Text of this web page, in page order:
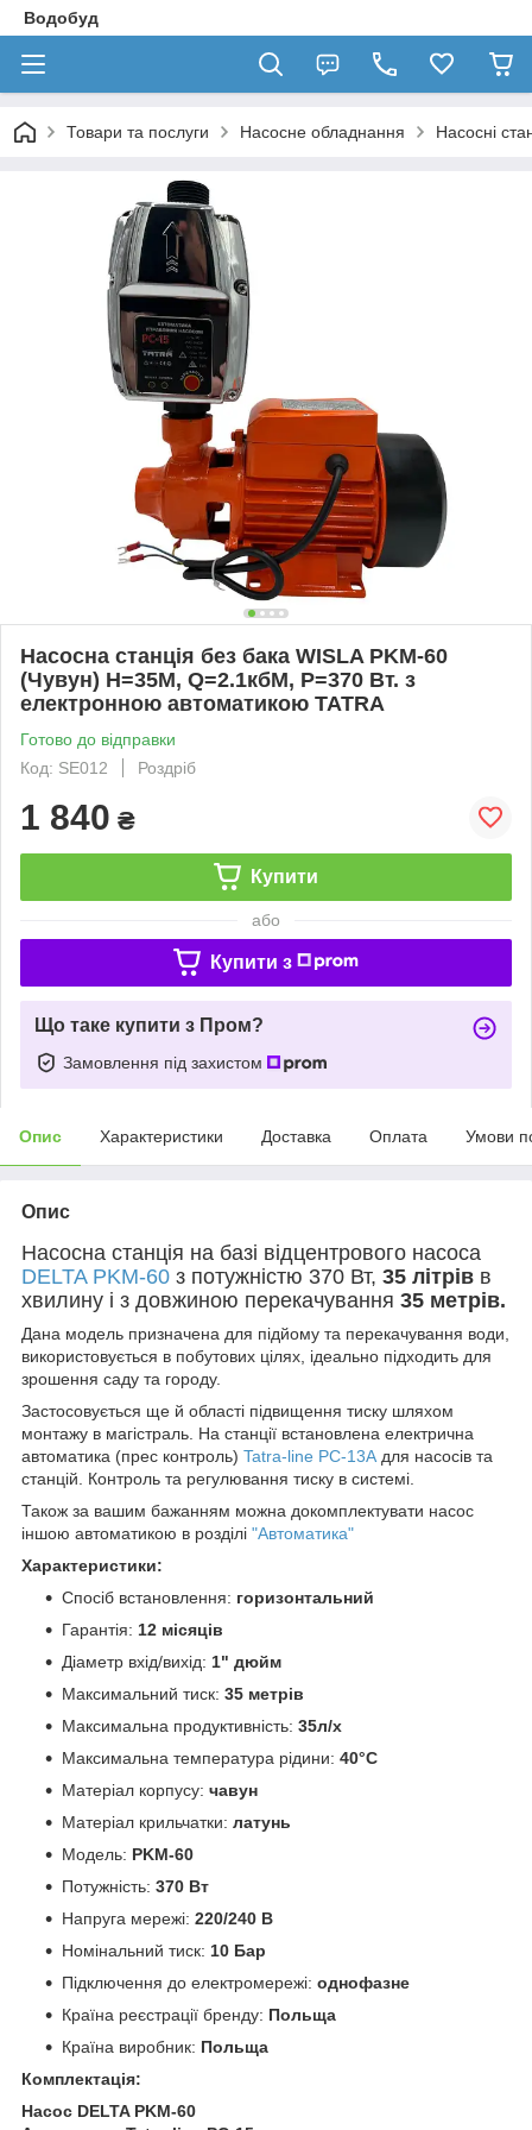
Водобуд
Товари та послуги Насосне обладнання Насосні
Насосна станція без бака WISLA PKM-60
(Чувун) Н=35М, Q=2.1кбМ, P=370 Вт. з
електронною автоматикою TATRA
Готово до відправки
Код: SE012
Роздріб
1 840 ₴
Купити
або
Купити з
Що таке купити з Пром?
Замовлення під захистом
Опис Характеристики Доставка Оплата Умови
Опис
Насосна станція на базі відцентрового насоса
DELTA PKM-60 з потужністю 370 Вт, 35 літрів в
хвилину і з довжиною перекачування 35 метрів.
Дана модель призначена для підйому та перекачування води,
використовується в побутових цілях, ідеально підходить для
зрошення саду та городу.
Застосовується ще й області підвищення тиску шляхом
монтажу в магістраль. На станції встановлена ​​електрична
автоматика (прес контроль) Tatra-line РС-13А для насосів та
станцій. Контроль та регулювання тиску в системі.
Також за вашим бажанням можна докомплектувати насос
іншою автоматикою в розділі "Автоматика"
Характеристики:
Спосіб встановлення: горизонтальний
Гарантія: 12 місяців
Діаметр вхід/вихід: 1" дюйм
Максимальний тиск: 35 метрів
Максимальна продуктивність: 35л/х
Максимальна температура рідини: 40°C
Матеріал корпусу: чавун
Матеріал крильчатки: латунь
Модель: PKM-60
Потужність: 370 Вт
Напруга мережі: 220/240 В
Номінальний тиск: 10 Бар
Підключення до електромережі: однофазне
Країна реєстрації бренду: Польща
Країна виробник: Польща
Комплектація:
Насос DELTA PKM-60